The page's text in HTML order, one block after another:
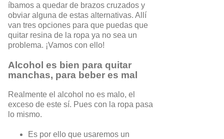
íbamos a quedar de brazos cruzados y
obviar alguna de estas alternativas. Allí
van tres opciones para que puedas que
quitar resina de la ropa ya no sea un
problema. ¡Vamos con ello!
Alcohol es bien para quitar
manchas, para beber es mal
Realmente el alcohol no es malo, el
exceso de este sí. Pues con la ropa pasa
lo mismo.
Es por ello que usaremos un